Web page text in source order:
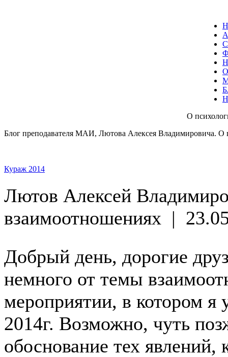
О
Блог преподавателя МАИ, Лютова Алексея Владимировича. О
Кураж 2014
Лютов Алексей
взаимоотношениях |
Добрый день, дорогие
немного от темы
мероприятии, в котором я
2014г. Возможно, чуть
обоснование тех явлений,